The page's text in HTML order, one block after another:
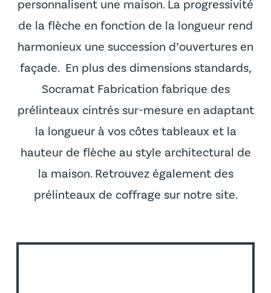
personnalisent une maison. La progressivité
de la flèche en fonction de la longueur rend
harmonieux une succession d’ouvertures en
façade. En plus des dimensions standards,
Socramat Fabrication fabrique des
prélinteaux cintrés sur-mesure en adaptant
la longueur à vos côtes tableaux et la
hauteur de flèche au style architectural de
la maison. Retrouvez également des
prélinteaux de coffrage sur notre site.